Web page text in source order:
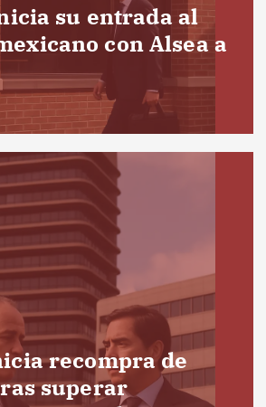
su entrada al
con Alsea a
recompra de
superar